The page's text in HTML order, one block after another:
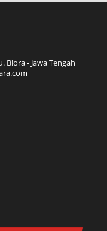
Blora - Jawa Tengah